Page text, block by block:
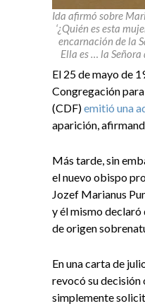
Ida afirmó sobre
‘¿Quién es esta
encarnación de la
Ella es … la Señora
El 25 de mayo de
Congregación
(CDF)emitió una
aparición,
Más tarde, sin
el nuevo obispo
Jozef Marianus
y él mismo declaró
de origen
En una carta de
revocó su decisión
simplemente